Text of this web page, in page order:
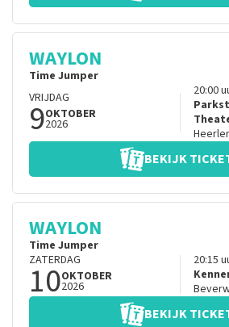
WAYLON
Time Jumper
VRIJDAG
9OKTOBER
2026
20:00
BEKIJK
WAYLON
Time Jumper
ZATERDAG
10OKTOBER
2026
20:15
BEKIJK